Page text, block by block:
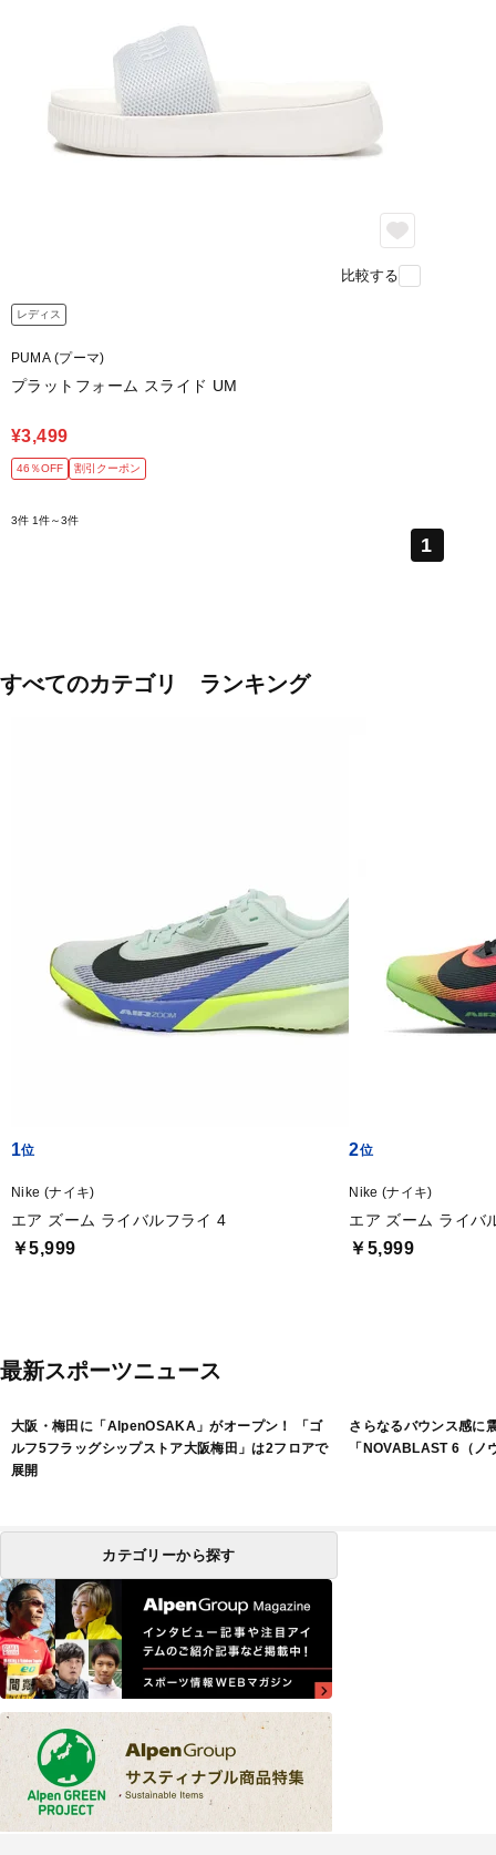
比較する
レディス
PUMA (プーマ)
プラットフォーム スライド UM
¥3,499
46％OFF 割引クーポン
3件 1件～3件
1
すべてのカテゴリ ランキング
1
Nike (ナイキ)
エア ズーム ライバルフライ 4
￥5,999
2
Nike (ナイキ)
エア ズーム ライバ
￥5,999
最新スポーツニュース
大阪・梅田に「AlpenOSAKA」がオープン！ 「ゴ
ルフ5フラッグシップストア大阪梅田」は2フロアで
展開
さらなるバウンス感に
「NOVABLAST 6（ノ
カテゴリーから探す